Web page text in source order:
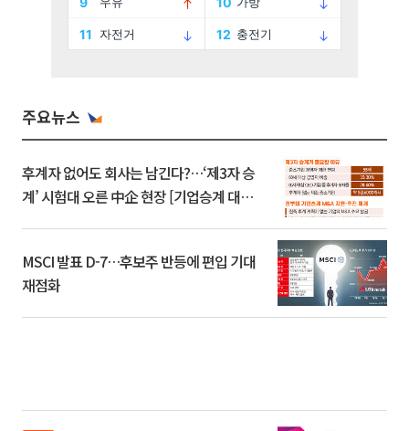
주요뉴스
후계자 없어도 회사는 남긴다?…‘제3자 승
계’ 시험대 오른 中企 현장 [기업승계 대전
MSCI 발표 D-7…후보주 반등에 편입 기대
재점화